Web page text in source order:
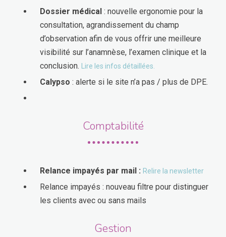
Dossier médical : nouvelle ergonomie pour la
consultation, agrandissement du champ
d’observation afin de vous offrir une meilleure
visibilité sur l’anamnèse, l’examen clinique et la
conclusion. Lire les infos détaillées.
Calypso : alerte si le site n’a pas / plus de DPE.
Comptabilité
Relance impayés par mail : Relire la newsletter
Relance impayés : nouveau filtre pour distinguer
les clients avec ou sans mails
Gestion